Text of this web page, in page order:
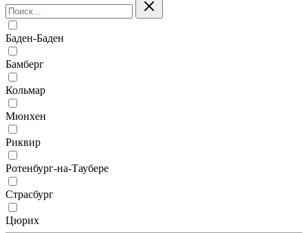
Баден-Баден
Бамберг
Кольмар
Мюнхен
Риквир
Ротенбург-на-Таубере
Страсбург
Цюрих